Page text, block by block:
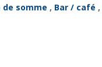
de somme , Bar / café ,